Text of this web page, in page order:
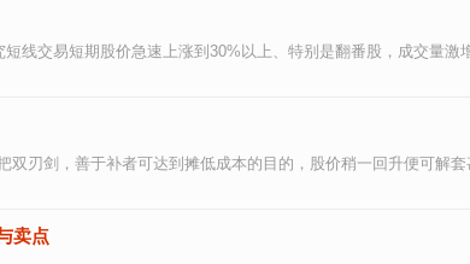
线交易短期股价急速上涨到30%以上、特别是翻番股，成交量
双刃剑，善于补者可达到摊低成本的目的，股价稍一回升便可解
卖点